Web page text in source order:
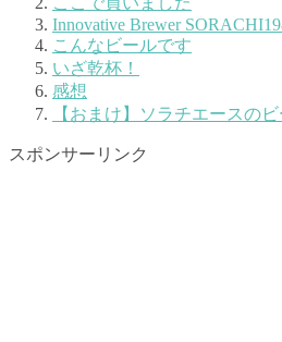
Innovative Brewer
こんなビールです
いざ乾杯！
感想
【おまけ】ソラチエースの
スポンサーリンク